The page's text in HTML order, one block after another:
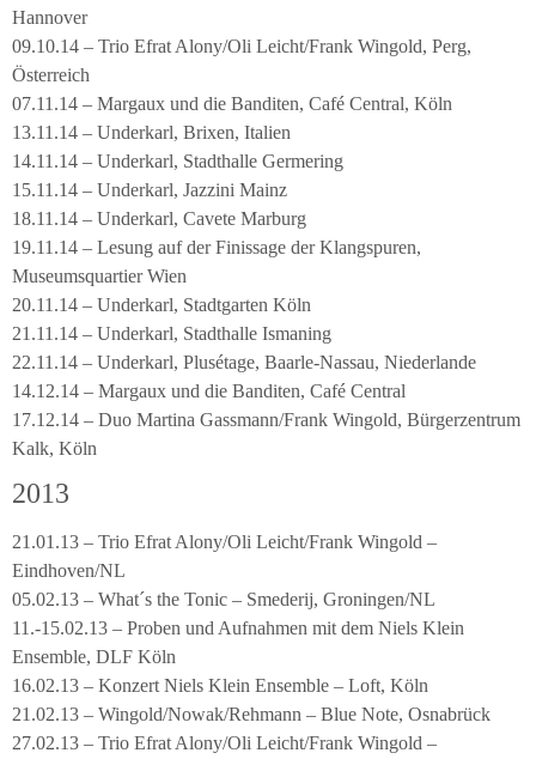
Hannover
09.10.14 – Trio Efrat Alony/Oli Leicht/Frank Wingold, Perg,
Österreich
07.11.14 – Margaux und die Banditen, Café Central, Köln
13.11.14 – Underkarl, Brixen, Italien
14.11.14 – Underkarl, Stadthalle Germering
15.11.14 – Underkarl, Jazzini Mainz
18.11.14 – Underkarl, Cavete Marburg
19.11.14 – Lesung auf der Finissage der Klangspuren,
Museumsquartier Wien
20.11.14 – Underkarl, Stadtgarten Köln
21.11.14 – Underkarl, Stadthalle Ismaning
22.11.14 – Underkarl, Plusétage, Baarle-Nassau, Niederlande
14.12.14 – Margaux und die Banditen, Café Central
17.12.14 – Duo Martina Gassmann/Frank Wingold, Bürgerzentrum
Kalk, Köln
2013
21.01.13 – Trio Efrat Alony/Oli Leicht/Frank Wingold –
Eindhoven/NL
05.02.13 – What´s the Tonic – Smederij, Groningen/NL
11.-15.02.13 – Proben und Aufnahmen mit dem Niels Klein
Ensemble, DLF Köln
16.02.13 – Konzert Niels Klein Ensemble – Loft, Köln
21.02.13 – Wingold/Nowak/Rehmann – Blue Note, Osnabrück
27.02.13 – Trio Efrat Alony/Oli Leicht/Frank Wingold –